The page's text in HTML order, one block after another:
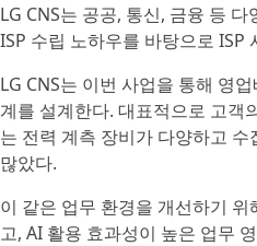
LG CNS는 공공, 통신, 금융 등
ISP 수립 노하우를 바탕으로 ISP
LG CNS는 이번 사업을 통해 영
계를 설계한다. 대표적으로 고객
는 전력 계측 장비가 다양하고
많았다.
이 같은 업무 환경을 개선하기
고, AI 활용 효과성이 높은 업무